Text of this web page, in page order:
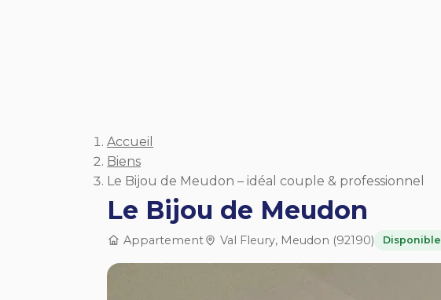
Accueil
Biens
Le Bijou de Meudon – idéal couple & professionnel
Le Bijou de Meudon
Appartement Val Fleury, Meudon (92190) Disponible